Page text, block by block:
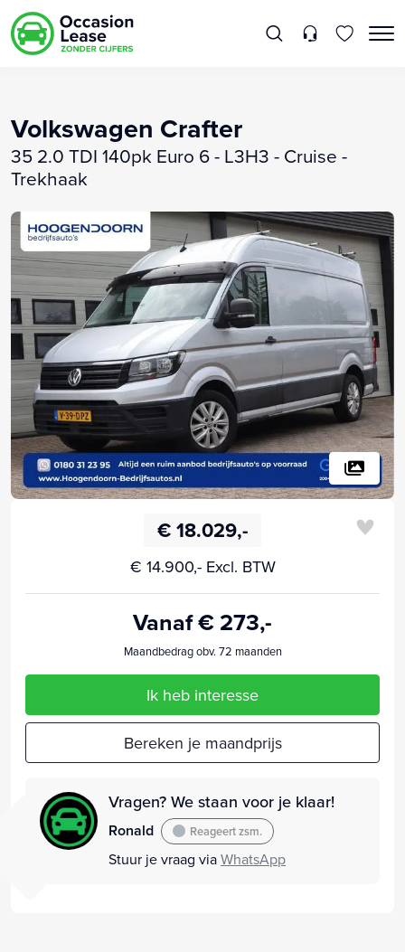
Volkswagen Crafter
35 2.0 TDI 140pk Euro 6 - L3H3 - Cruise -
Trekhaak
€ 18.029,-
€ 14.900,- Excl. BTW
Vanaf € 273,-
Maandbedrag obv. 72 maanden
Ik heb interesse
Bereken je maandprijs
Vragen? We staan voor je klaar!
Ronald Reageert zsm.
Stuur je vraag viaWhatsApp